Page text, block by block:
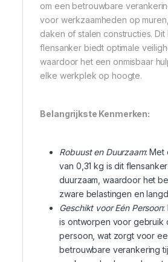
om een betrouwbare
voor werkzaamheden op
daken of stalen constructies.
flensanker biedt optimale
waardoor het een onmisbaar
elke werkplek op hoogte.
Belangrijkste Kenmerken:
Robuust en Duurzaam: Met
van 0,31 kg is dit
duurzaam, waardoor het
zware belastingen en
Geschikt voor Eén Persoon:
is ontworpen voor gebruik
persoon, wat zorgt voor
betrouwbare verankering